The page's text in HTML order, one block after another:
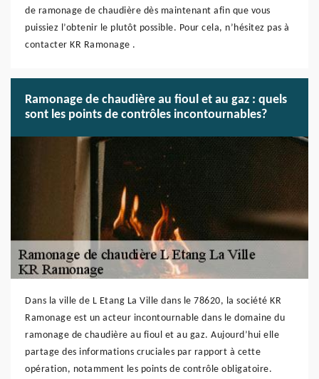
de ramonage de chaudière dès maintenant afin que vous
puissiez l’obtenir le plutôt possible. Pour cela, n’hésitez pas à
contacter KR Ramonage .
Ramonage de chaudière au fioul et au gaz : quels
sont les points de contrôles incontournables?
Dans la ville de L Etang La Ville dans le 78620, la société KR
Ramonage est un acteur incontournable dans le domaine du
ramonage de chaudière au fioul et au gaz. Aujourd’hui elle
partage des informations cruciales par rapport à cette
opération, notamment les points de contrôle obligatoire.